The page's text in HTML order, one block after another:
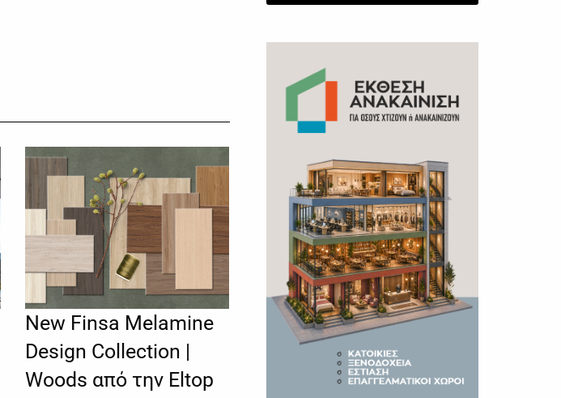
New Finsa Melamine
Design Collection |
Woods από την Eltop